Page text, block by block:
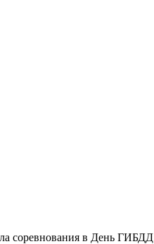
соревнования в День ГИБДД